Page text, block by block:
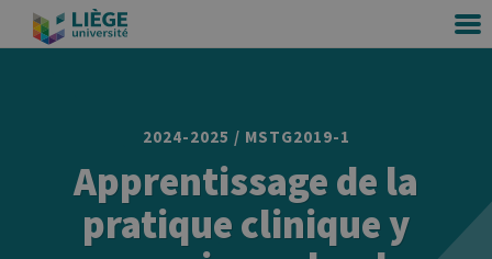
2024-2025 / MSTG2019-1
Apprentissage de la
pratique clinique y